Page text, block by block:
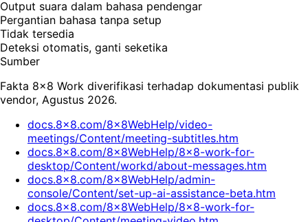
Output suara dalam bahasa pendengar
Pergantian bahasa tanpa setup
Tidak tersedia
Deteksi otomatis, ganti seketika
Sumber
Fakta 8x8 Work diverifikasi terhadap dokumentasi publik
vendor, Agustus 2026.
docs.8x8.com/8x8WebHelp/video-
meetings/Content/meeting-subtitles.htm
docs.8x8.com/8x8WebHelp/8x8-work-for-
desktop/Content/workd/about-messages.htm
docs.8x8.com/8x8WebHelp/admin-
console/Content/set-up-ai-assistance-beta.htm
docs.8x8.com/8x8WebHelp/8x8-work-for-